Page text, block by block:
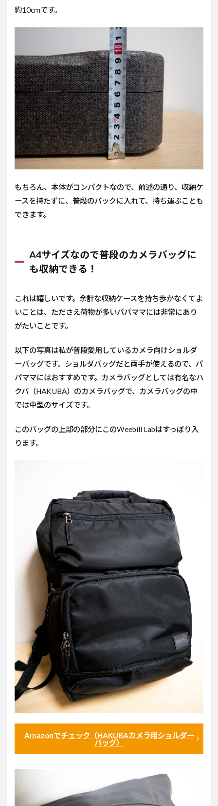
約10cmです。
もちろん、本体がコンパクトなので、前述の通り、収納ケ
ースを持たずに、普段のバックに入れて、持ち運ぶことも
できます。
A4サイズなので普段のカメラバッグに
も収納できる！
これは嬉しいです。余計な収納ケースを持ち歩かなくてよ
いことは、たださえ荷物が多いパパママには非常にあり
がたいことです。
以下の写真は私が普段愛用しているカメラ向けショルダ
ーバッグです。ショルダバッグだと両手が使えるので、パ
パママにはおすすめです。カメラバッグとしては有名なハ
クバ（HAKUBA）のカメラバッグで、カメラバッグの中
では中型のサイズです。
このバッグの上部の部分にこのWeebill Labはすっぽり入
ります。
Amazonでチェック（HAKUBAカメラ用ショルダー
バッグ）